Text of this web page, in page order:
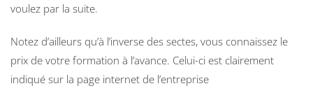
voulez par la suite.
Notez d’ailleurs qu’à l’inverse des sectes, vous connaissez le
prix de votre formation à l’avance. Celui-ci est clairement
indiqué sur la page internet de l’entreprise